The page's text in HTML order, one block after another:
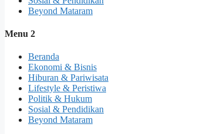
Beyond Mataram
Menu 2
Beranda
Ekonomi & Bisnis
Hiburan & Pariwisata
Lifestyle & Peristiwa
Politik & Hukum
Sosial & Pendidikan
Beyond Mataram